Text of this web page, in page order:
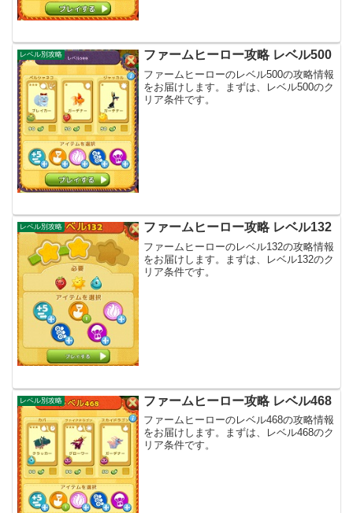
レベル別攻略 ファームヒーロー攻略 レベル500
ファームヒーローのレベル500の攻略情報
をお届けします。まずは、レベル500のク
リア条件です。
レベル別攻略 ファームヒーロー攻略 レベル132
ファームヒーローのレベル132の攻略情報
をお届けします。まずは、レベル132のク
リア条件です。
レベル別攻略 ファームヒーロー攻略 レベル468
ファームヒーローのレベル468の攻略情報
をお届けします。まずは、レベル468のク
リア条件です。